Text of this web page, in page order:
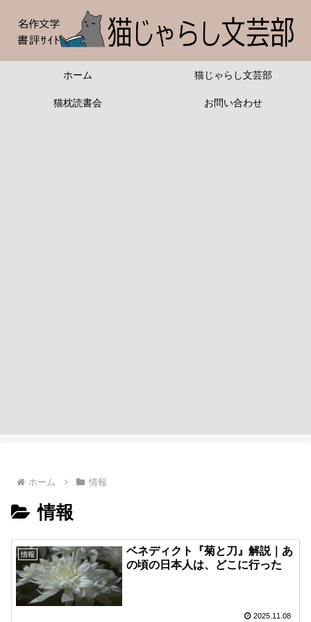
ホーム 猫じゃらし文芸部
猫枕読書会 お問い合わせ
ホーム 情報
情報
情報
ベネディクト『菊と刀』解説｜あ
の頃の日本人は、どこに行った
2025.11.08